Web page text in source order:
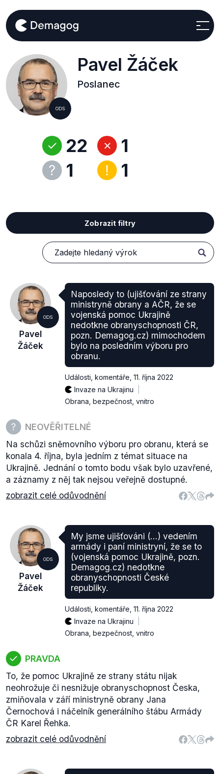
ODS
Pavel Žáček
Poslanec
22
1
1
1
Zobrazit filtry
ODS
Pavel
Žáček
Naposledy to (ujišťování ze strany
ministryně obrany a AČR, že se
vojenská pomoc Ukrajině
nedotkne obranyschopnosti ČR,
pozn. Demagog.cz) mimochodem
bylo na posledním výboru pro
obranu.
Události, komentáře 11. října 2022
Invaze na Ukrajinu
Obrana, bezpečnost, vnitro
NEOVĚŘITELNÉ
Na schůzi sněmovního výboru pro obranu, která se
konala 4. října, byla jedním z témat situace na
Ukrajině. Jednání o tomto bodu však bylo uzavřené,
a záznamy z něj tak nejsou veřejně dostupné.
zobrazit celé odůvodnění
ODS
Pavel
Žáček
My jsme ujišťováni (...) vedením
armády i paní ministryní, že se to
(vojenská pomoc Ukrajině, pozn.
Demagog.cz) nedotkne
obranyschopnosti České
republiky.
Události, komentáře 11. října 2022
Invaze na Ukrajinu
Obrana, bezpečnost, vnitro
PRAVDA
To, že pomoc Ukrajině ze strany státu nijak
neohrožuje či nesnižuje obranyschopnost Česka,
zmiňovala v září ministryně obrany Jana
Černochová i náčelník generálního štábu Armády
ČR Karel Řehka.
zobrazit celé odůvodnění